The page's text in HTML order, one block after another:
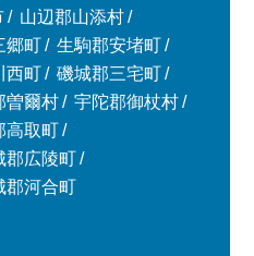
山辺郡山添村
郷町
生駒郡安堵町
西町
磯城郡三宅町
曽爾村
宇陀郡御杖村
高取町
郡広陵町
郡河合町